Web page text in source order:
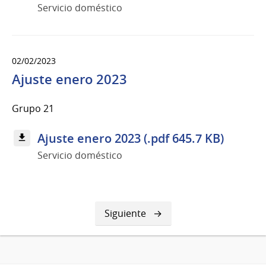
Servicio doméstico
02/02/2023
Ajuste enero 2023
Grupo 21
Ajuste enero 2023 (.pdf 645.7 KB)
Servicio doméstico
Siguiente
página
Siguiente